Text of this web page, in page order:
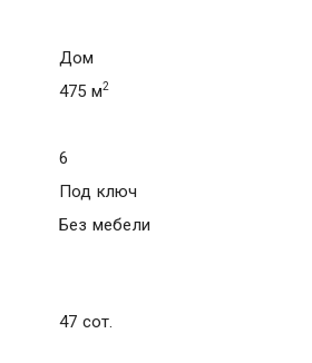
Дом
475 м2
6
под ключ
Без мебели
47 сот.